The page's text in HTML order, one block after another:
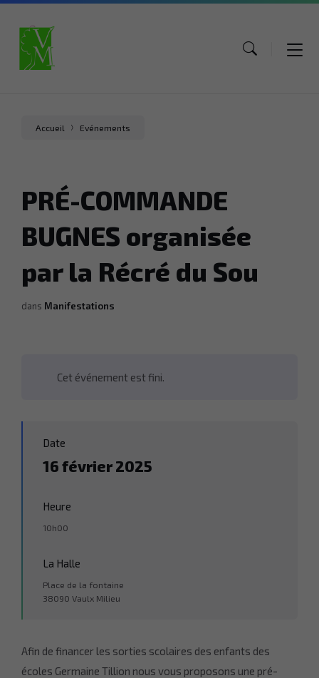
Aller
contenu
Aller
menu
Aller
page
Accueil Evénements
PRÉ-COMMANDE
BUGNES organisée
par la Récré du Sou
dans Manifestations
Cet événement est fini.
Date
16 février 2025
Heure
10h00
La Halle
Place de la fontaine
38090 Vaulx Milieu
Afin de financer les sorties scolaires des enfants des
écoles Germaine Tillion nous vous proposons une pré-